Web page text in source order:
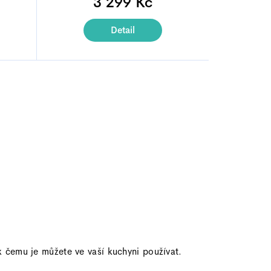
4,9
z
5
Detail
je můžete ve vaší kuchyni používat.